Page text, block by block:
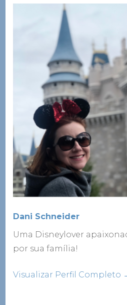
Dani Schneider
Uma Disneylover
por sua família!
Visualizar Perfil Completo